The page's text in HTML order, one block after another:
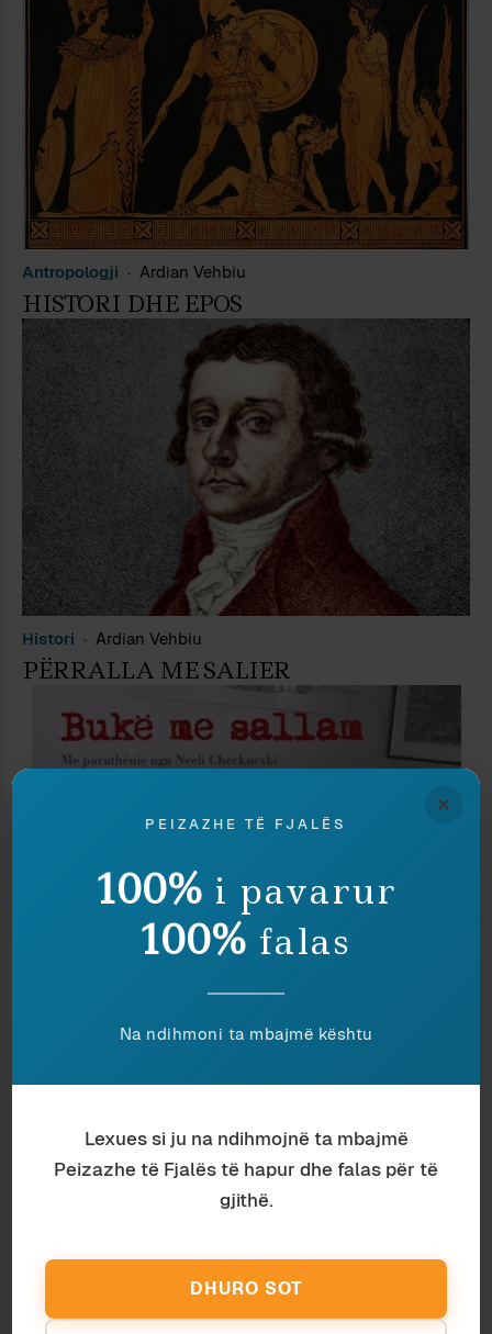
Antropologji Ardian Vehbiu
HISTORI DHE EPOS
Histori Ardian Vehbiu
PËRRALLA ME SALIER
1×10: BUKË ME SALLAM
×
PEIZAZHE TË FJALËS
100% i pavarur
100% falas
Na ndihmoni ta mbajmë kështu
Lexues si ju na ndihmojnë ta mbajmë
Peizazhe të Fjalës të hapur dhe falas për të
gjithë.
DHURO SOT